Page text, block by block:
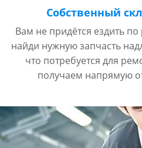
Собственный
Вам не придётся ездить
найди нужную запчасть
что потребуется для
получаем напрямую